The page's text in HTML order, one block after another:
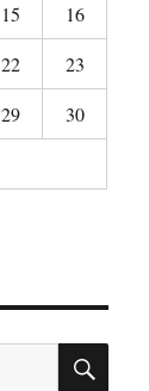
15
16
22
23
29
30